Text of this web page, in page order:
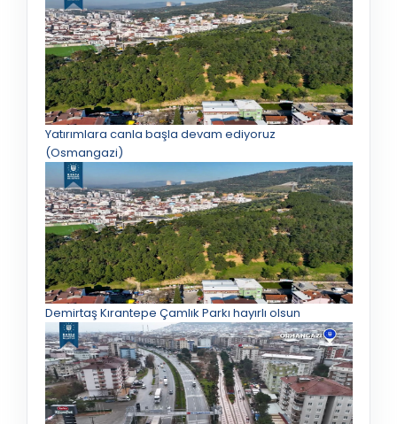
Yatırımlara canla başla devam ediyoruz
(Osmangazi)
Demirtaş Kırantepe Çamlık Parkı hayırlı olsun